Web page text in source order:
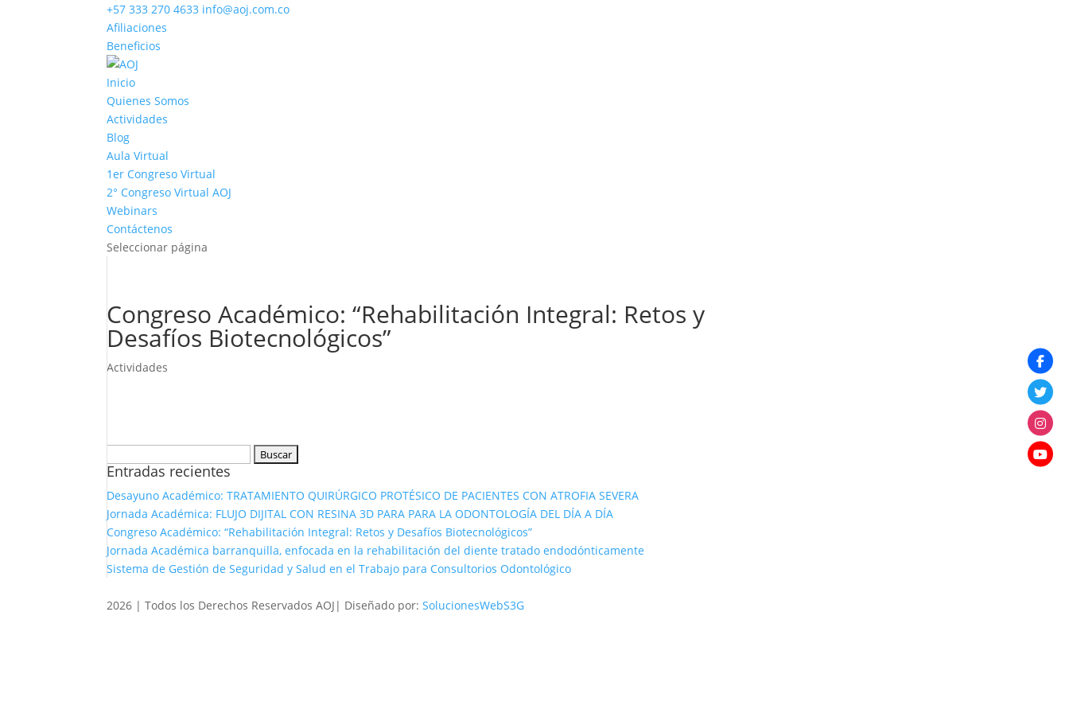
+57 333 270 4633 info@aoj.com.co
Afiliaciones
Beneficios
Inicio
Quienes Somos
Actividades
Blog
Aula Virtual
1er Congreso Virtual
2° Congreso Virtual AOJ
Webinars
Contáctenos
Seleccionar página
Congreso Académico: “Rehabilitación Integral: Retos y
Desafíos Biotecnológicos”
Actividades
Entradas recientes
Desayuno Académico: TRATAMIENTO QUIRÚRGICO PROTÉSICO DE PACIENTES CON ATROFIA SEVERA
Jornada Académica: FLUJO DIJITAL CON RESINA 3D PARA PARA LA ODONTOLOGÍA DEL DÍA A DÍA
Congreso Académico: “Rehabilitación Integral: Retos y Desafíos Biotecnológicos”
Jornada Académica barranquilla, enfocada en la rehabilitación del diente tratado endodónticamente
Sistema de Gestión de Seguridad y Salud en el Trabajo para Consultorios Odontológico
2026 | Todos los Derechos Reservados AOJ| Diseñado por:SolucionesWebS3G